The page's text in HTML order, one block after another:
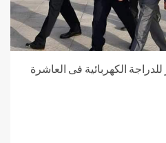
الكهربائية فى العاشرة